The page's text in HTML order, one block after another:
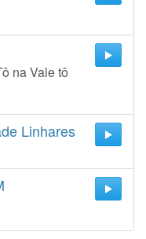
na Vale tô
Linhares